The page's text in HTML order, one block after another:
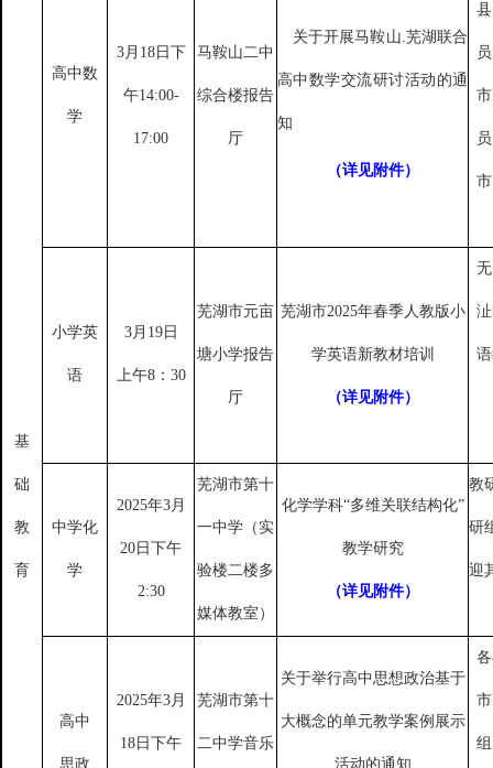
基
础
教
育
高中数
学
3月18日下
午14:00-
17:00
马鞍山二中
综合楼报告
厅
关于开展马鞍山.芜湖联合
高中数学交流研讨活动的通
知
（详见附件）
小学英
语
3月19日
上午8：30
芜湖市元亩
塘小学报告
厅
芜湖市2025年春季人教版小
学英语新教材培训
（详见附件）
中学化
学
2025年3月
20日下午
2:30
芜湖市第十
一中学（实
验楼二楼多
媒体教室）
化学学科“多维关联结构化”
教学研究
（详见附件）
教
研
迎
高中
思政
2025年3月
18日下午
芜湖市第十
二中学音乐
关于举行高中思想政治基于
大概念的单元教学案例展示
活动的通知